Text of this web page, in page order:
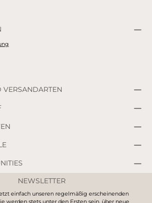
NEWSLETTER
einfach unseren regelmäßig erscheinenden
werden stets unter den Ersten sein, über neue